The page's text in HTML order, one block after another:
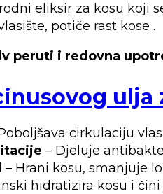
eliksir za kosu koji
potiče rast kose .
peruti i redovna
ulja
cirkulaciju
– Djeluje
– Hrani kosu, smanjuje
hidratizira kosu i